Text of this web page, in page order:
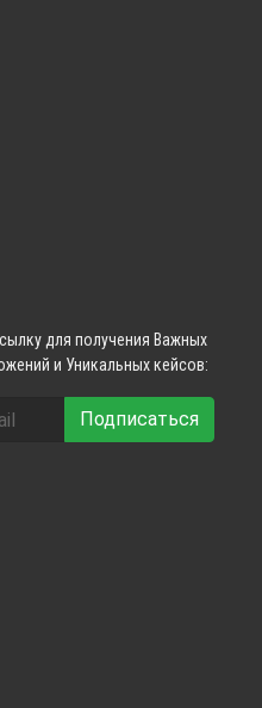
для получения Важных
и Уникальных кейсов:
Подписаться